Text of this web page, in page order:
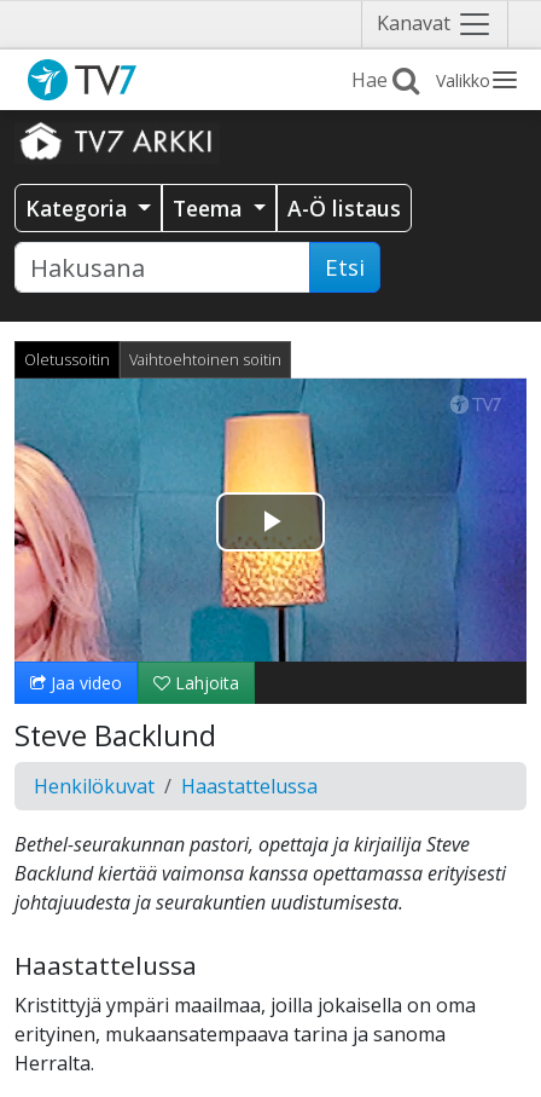
Kanavat Näytä
valikko
Valikko
Kategoria Teema A-Ö listaus
Etsi
Oletussoitin Vaihtoehtoinen soitin
Toista
Video
Jaa video Lahjoita
Steve Backlund
Henkilökuvat Haastattelussa
Bethel-seurakunnan pastori, opettaja ja kirjailija Steve
Backlund kiertää vaimonsa kanssa opettamassa erityisesti
johtajuudesta ja seurakuntien uudistumisesta.
Haastattelussa
Kristittyjä ympäri maailmaa, joilla jokaisella on oma
erityinen, mukaansatempaava tarina ja sanoma
Herralta.